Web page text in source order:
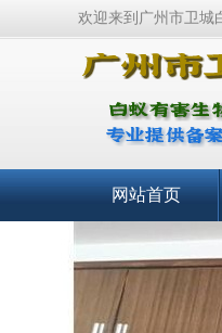
欢迎来到广州市卫城
网站首页